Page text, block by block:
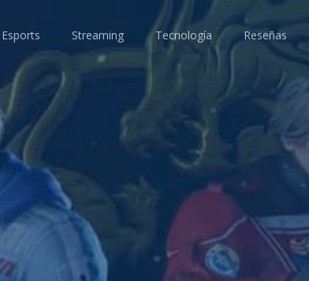
Esports Streaming Tecnología Reseñas